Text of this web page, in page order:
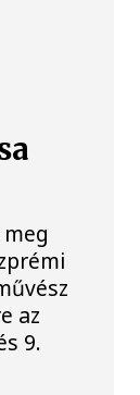
az
9.